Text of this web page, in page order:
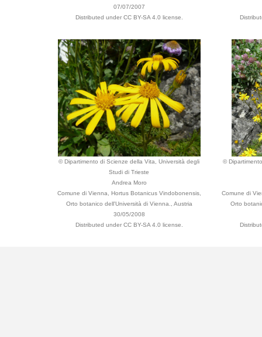
07/07/2007
Distributed under CC BY-SA 4.0 license.
© Dipartimento di Scienze della Vita, Università degli
Studi di Trieste
Andrea Moro
Comune di Vienna, Hortus Botanicus Vindobonensis,
Orto botanico dell'Università di Vienna., Austria
30/05/2008
Distributed under CC BY-SA 4.0 license.
©
Comune di
Orto